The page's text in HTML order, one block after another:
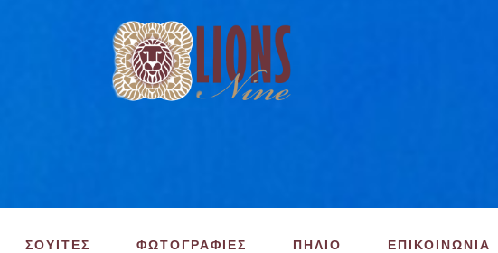
ΣΟΥΙΤΕΣ ΦΩΤΟΓΡΑΦΙΕΣ ΠΗΛΙΟ ΕΠΙΚΟΙΝΩΝΙΑ